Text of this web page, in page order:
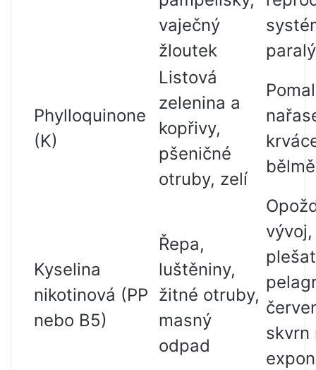
vaječný
žloutek
Phylloquinone
(K)
Listová
zelenina a
kopřivy,
pšeničné
otruby, zelí
bělmě
Kyselina
nikotinová (PP
nebo B5)
Řepa,
luštěniny,
žitné otruby,
masný
odpad
skvrn